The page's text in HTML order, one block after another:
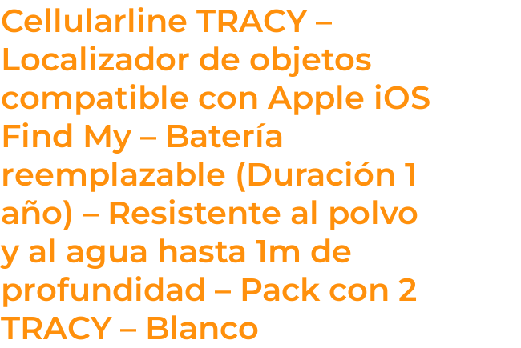
Cellularline TRACY –
Localizador de objetos
compatible con Apple iOS
Find My – Batería
reemplazable (Duración 1
año) – Resistente al polvo
y al agua hasta 1m de
profundidad – Pack con 2
TRACY – Blanco